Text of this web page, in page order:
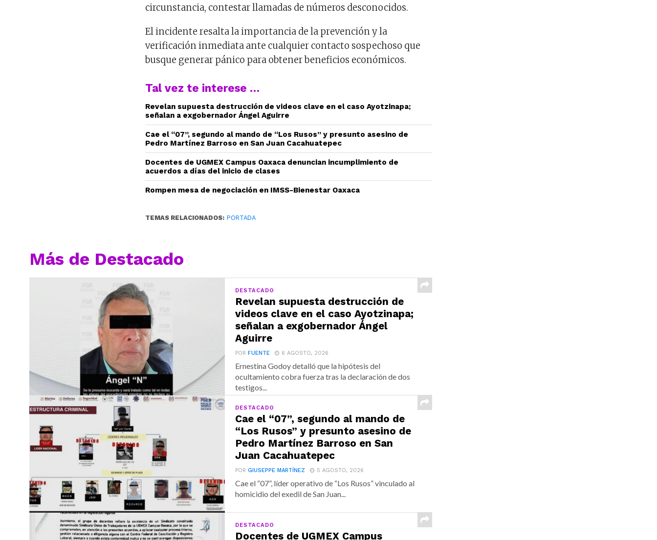
circunstancia, contestar llamadas de números desconocidos.
El incidente resalta la importancia de la prevención y la
verificación inmediata ante cualquier contacto sospechoso que
busque generar pánico para obtener beneficios económicos.
Tal vez te interese …
Revelan supuesta destrucción de videos clave en el caso Ayotzinapa;
señalan a exgobernador Ángel Aguirre
Cae el “07”, segundo al mando de “Los Rusos” y presunto asesino de
Pedro Martínez Barroso en San Juan Cacahuatepec
Docentes de UGMEX Campus Oaxaca denuncian incumplimiento de
acuerdos a días del inicio de clases
Rompen mesa de negociación en IMSS-Bienestar Oaxaca
TEMAS RELACIONADOS: PORTADA
Más de Destacado
DESTACADO
Revelan supuesta destrucción de
videos clave en el caso Ayotzinapa;
señalan a exgobernador Ángel
Aguirre
POR FUENTE 6 AGOSTO, 2026
Ernestina Godoy detalló que la hipótesis del
ocultamiento cobra fuerza tras la declaración de dos
testigos...
DESTACADO
Cae el “07”, segundo al mando de
“Los Rusos” y presunto asesino de
Pedro Martínez Barroso en San
Juan Cacahuatepec
PORGIUSEPPE MARTÍNEZ 5 AGOSTO, 2026
Cae el “07”, líder operativo de “Los Rusos” vinculado al
homicidio del exedil de San Juan...
DESTACADO
Docentes de UGMEX Campus